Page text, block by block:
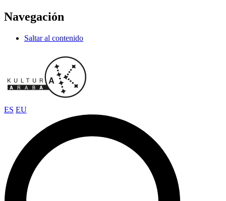
Navegación
Saltar al contenido
ES EU